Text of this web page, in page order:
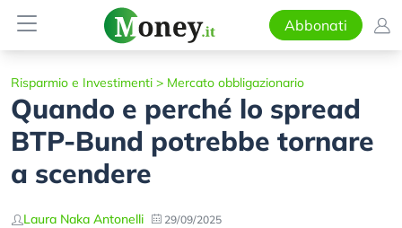
Abbonati
Risparmio e Investimenti > Mercato obbligazionario
Quando e perché lo spread
BTP-Bund potrebbe tornare
a scendere
Laura Naka Antonelli 29/09/2025